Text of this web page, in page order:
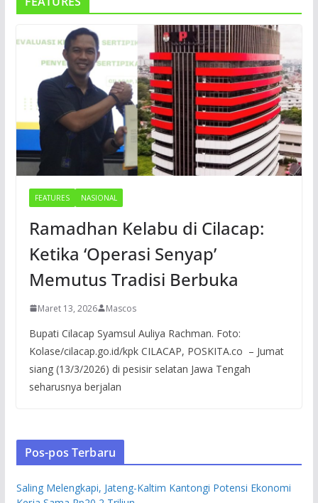
FEATURES NASIONAL
Ramadhan Kelabu di Cilacap:
Ketika ‘Operasi Senyap’
Memutus Tradisi Berbuka
Maret 13, 2026 Mascos
Bupati Cilacap Syamsul Auliya Rachman. Foto:
Kolase/cilacap.go.id/kpk CILACAP, POSKITA.co – Jumat
siang (13/3/2026) di pesisir selatan Jawa Tengah
seharusnya berjalan
Pos-pos Terbaru
Saling Melengkapi, Jateng-Kaltim Kantongi Potensi Ekonomi